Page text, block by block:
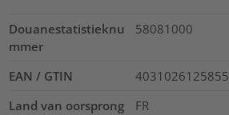
Douanestatistieknu
mmer
58081000
EAN / GTIN
4031026125855
Land van oorsprong
FR